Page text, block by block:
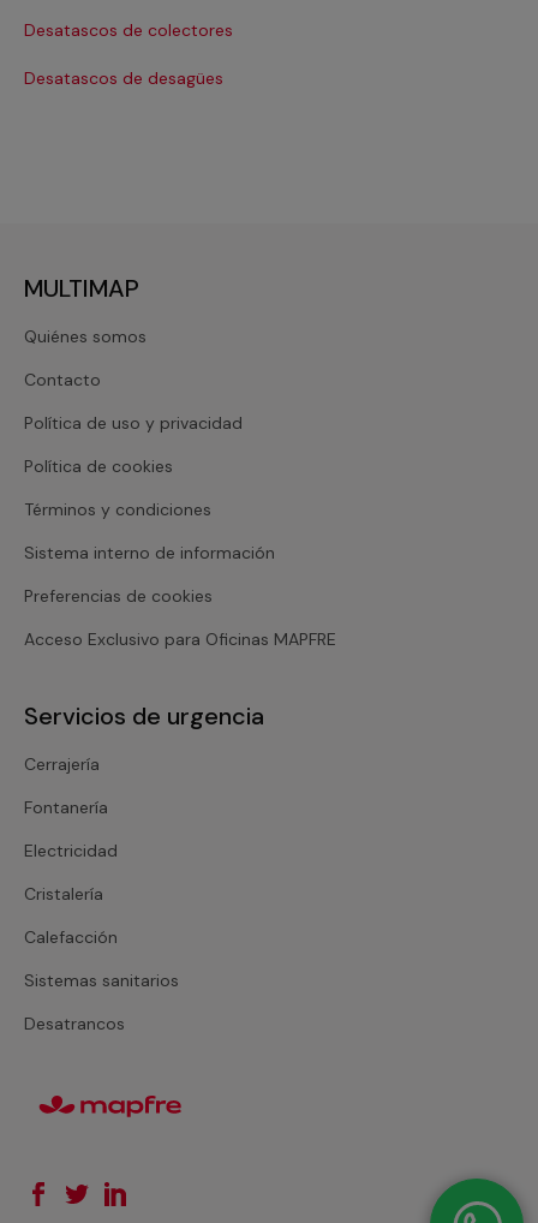
Desatascos de colectores
Desatascos de desagües
MULTIMAP
Quiénes somos
Contacto
Política de uso y privacidad
Política de cookies
Términos y condiciones
Sistema interno de información
Preferencias de cookies
Acceso Exclusivo para Oficinas MAPFRE
Servicios de urgencia
Cerrajería
Fontanería
Electricidad
Cristalería
Calefacción
Sistemas sanitarios
Desatrancos